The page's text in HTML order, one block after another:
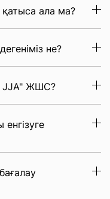
ала ма?
не?
JJА" ЖШС?